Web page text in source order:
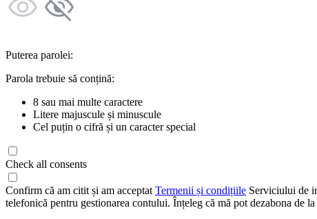
Puterea parolei:
Parola trebuie să conțină:
8 sau mai multe caractere
Litere majuscule și minuscule
Cel puțin o cifră și un caracter special
Check all consents
Confirm că am citit și am acceptat Termenii și condițiile Serviciului de
telefonică pentru gestionarea contului. Înțeleg că mă pot dezabona de